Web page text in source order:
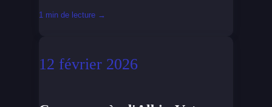
1 min de lecture →
12 février 2026